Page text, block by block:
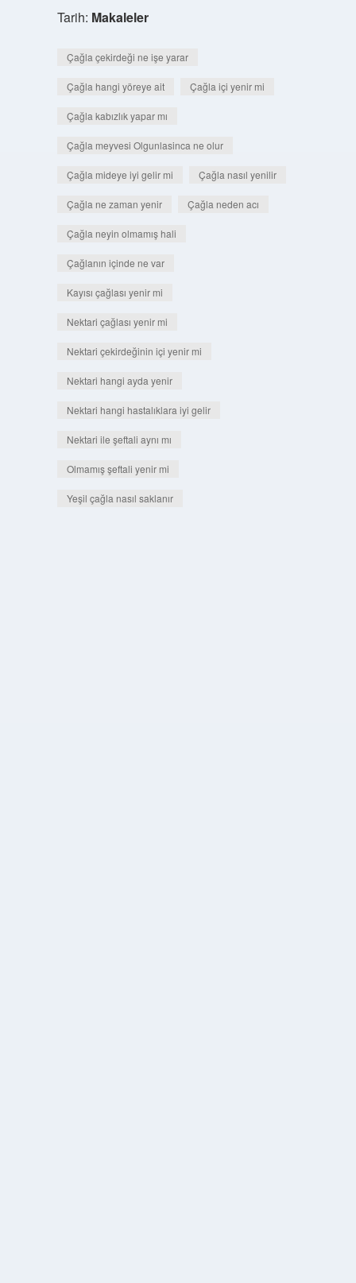
Tarih: Makaleler
Çağla çekirdeği ne işe yarar
Çağla hangi yöreye ait Çağla içi yenir mi
Çağla kabızlık yapar mı
Çağla meyvesi Olgunlasinca ne olur
Çağla mideye iyi gelir mi Çağla nasıl yenilir
Çağla ne zaman yenir Çağla neden acı
Çağla neyin olmamış hali
Çağlanın içinde ne var
Kayısı çağlası yenir mi
Nektari çağlası yenir mi
Nektari çekirdeğinin içi yenir mi
Nektari hangi ayda yenir
Nektari hangi hastalıklara iyi gelir
Nektari ile şeftali aynı mı
Olmamış şeftali yenir mi
Yeşil çağla nasıl saklanır